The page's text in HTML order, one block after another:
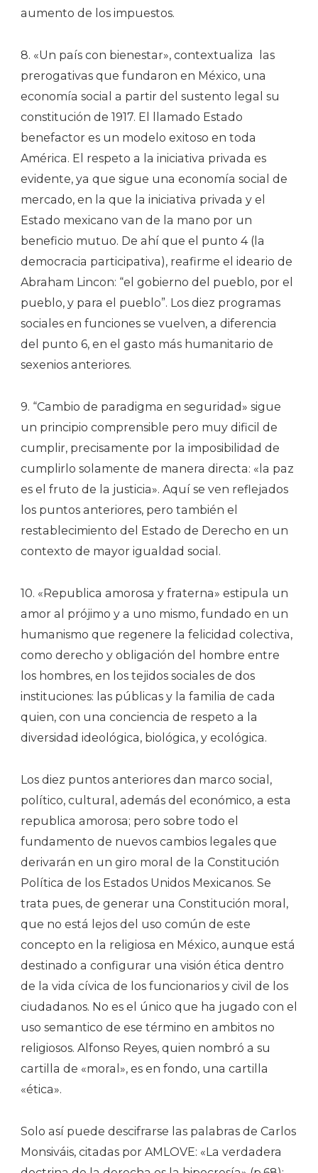
aumento de los impuestos.
8. «Un país con bienestar», contextualiza
las
prerogativas que fundaron en México, una
economía social a partir del sustento legal su
constitución de 1917. El llamado Estado
benefactor es un modelo exitoso en toda
América. El respeto a la iniciativa privada es
evidente, ya que sigue una economía social de
mercado, en la que la iniciativa privada y el
Estado mexicano van de la mano por un
beneficio mutuo. De ahí que el punto 4 (la
democracia participativa), reafirme el ideario de
Abraham Lincon: “el gobierno del pueblo, por el
pueblo, y para el pueblo”. Los diez programas
sociales en funciones se vuelven, a diferencia
del punto 6, en el gasto más humanitario de
sexenios anteriores.
9. “Cambio de paradigma en seguridad» sigue
un principio comprensible pero muy dificil de
cumplir, precisamente por la imposibilidad de
cumplirlo solamente de manera directa: «la paz
es el fruto de la justicia». Aquí se ven reflejados
los puntos anteriores, pero también el
restablecimiento del Estado de Derecho en un
contexto de mayor igualdad social.
10. «Republica amorosa y fraterna» estipula un
amor al prójimo y a uno mismo, fundado en un
humanismo que regenere la felicidad colectiva,
como derecho y obligación del hombre entre
los hombres, en los tejidos sociales de dos
instituciones: las públicas y la familia de cada
quien, con una conciencia de respeto a la
diversidad ideológica, biológica, y ecológica.
Los diez puntos anteriores dan marco social,
político, cultural, además del económico, a esta
republica amorosa; pero sobre todo el
fundamento de nuevos cambios legales que
derivarán en un giro moral de la Constitución
Política de los Estados Unidos Mexicanos. Se
trata pues, de generar una Constitución moral,
que no está lejos del uso común de este
concepto en la religiosa en México, aunque está
destinado a configurar una visión ética dentro
de la vida cívica de los funcionarios y civil de los
ciudadanos. No es el único que ha jugado con el
uso semantico de ese término en ambitos no
religiosos. Alfonso Reyes, quien nombró a su
cartilla de «moral», es en fondo, una cartilla
«ética».
Solo así puede descifrarse las palabras de Carlos
Monsiváis, citadas por AMLOVE: «La verdadera